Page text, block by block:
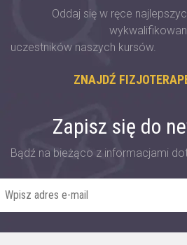
Oddaj się w ręce
uczestników naszych kursów.
ZNAJDŹ
Zapisz się do
Bądź na bieżąco z informacjami